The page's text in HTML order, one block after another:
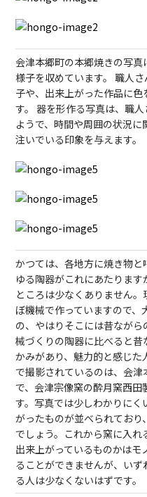
会津本郷町の本郷焼きの写
様子を収めています。 職人
子や、出来上がった作品に
す。 器を形作る写真は、職
ようで、時間や周囲の状況
注いでいる印象を与えます。
かつては、各地方に焼き物
ゆる陶器がこれにあたりま
ところは少なくありません
ぼ機械で作っていますので
の、やはりそこには昔なが
械づくりの陶器に比べると
かみがあり、魅力的と感じ
で撮影されているのは、会
で、会津宗像窯の酔月窯西
す。写真では少しわかりに
がったものが並べられてお
でしょう。これから窯に入
出来上がっているものかは
ることができませんが、い
る人は少なくないはずです。